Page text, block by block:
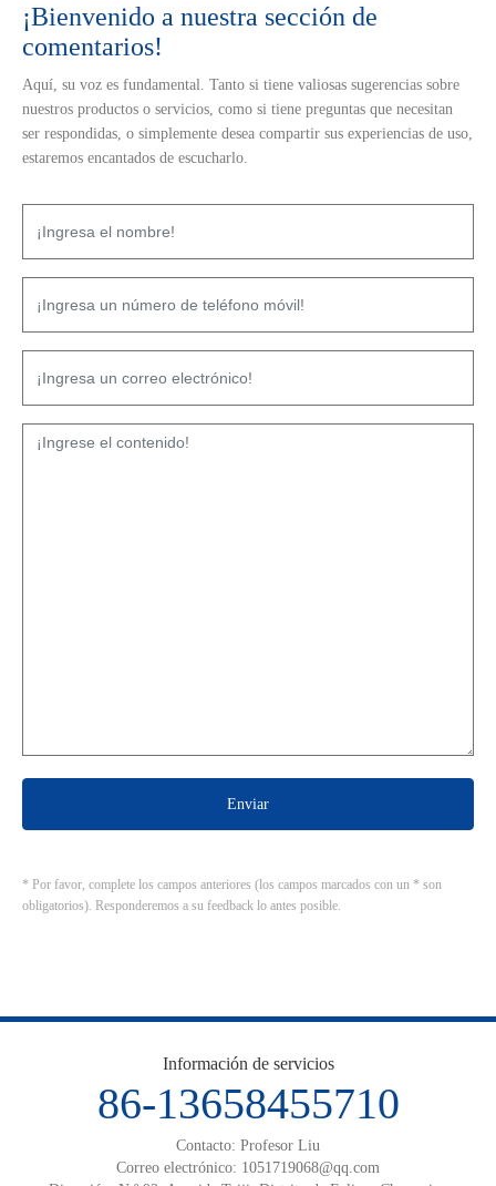
¡Bienvenido a nuestra sección de
comentarios!
Aquí, su voz es fundamental. Tanto si tiene valiosas sugerencias sobre
nuestros productos o servicios, como si tiene preguntas que necesitan
ser respondidas, o simplemente desea compartir sus experiencias de uso,
estaremos encantados de escucharlo.
Enviar
* Por favor, complete los campos anteriores (los campos marcados con un * son
obligatorios). Responderemos a su feedback lo antes posible.
Información de servicios
86-13658455710
Contacto: Profesor Liu
Correo electrónico: 1051719068@qq.com